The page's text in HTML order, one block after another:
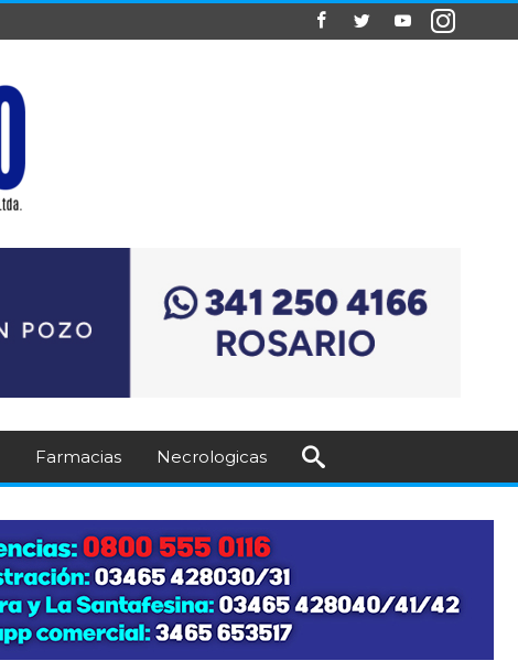
Farmacias Necrologicas